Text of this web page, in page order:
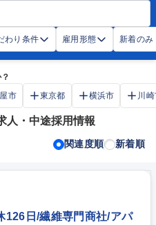
わり条件 雇用形態 新着のみ
市 東京都 横浜市 川
人・中途採用情報
関連度順 新着順
126日/繊維専門商社/アパ